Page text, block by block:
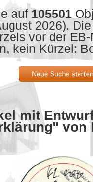
auf 105501
2026).
vor der
kein Kürzel:
mit
von